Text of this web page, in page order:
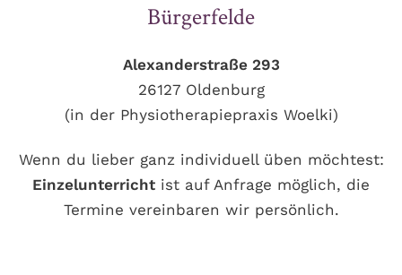
Bürgerfelde
Alexanderstraße 293
26127 Oldenburg
(in der Physiotherapiepraxis Woelki)
Wenn du lieber ganz individuell üben möchtest:
Einzelunterricht ist auf Anfrage möglich, die
Termine vereinbaren wir persönlich.